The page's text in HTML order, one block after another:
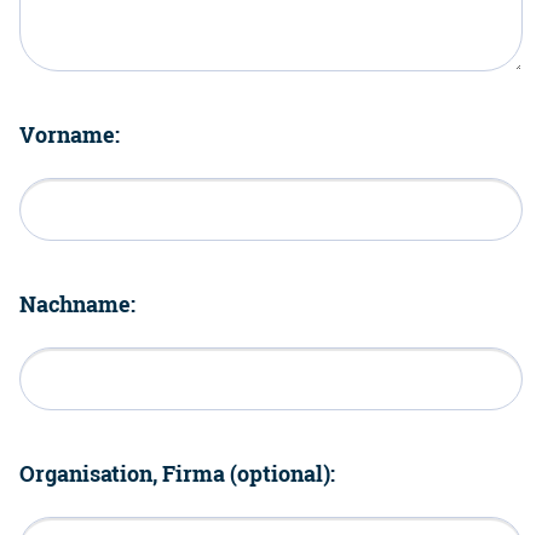
Vorname:
Nachname:
Organisation, Firma (optional):